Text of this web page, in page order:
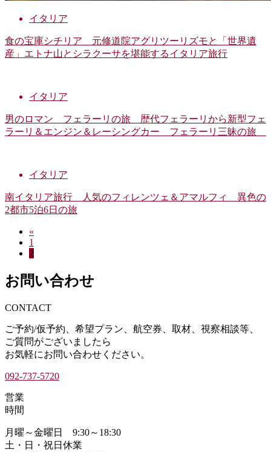
イタリア
食の宝庫シチリア 元修道院アグリツーリズモと「世界遺
産」エトナ山とシラクーサを堪能するイタリア旅行
イタリア
男のロマン フェラーリの旅 歴代フェラーリから新型フェ
ラーリ＆エンジン＆レーシングカー フェラーリ三昧の旅
イタリア
南イタリア旅行 人気のフィレンツェ＆アマルフィ 異色の
2都市5泊6日の旅
の
ー
ジ
送
り
«
固
定
ー
1
固
ペ
ジ
2
お問い合わせ
CONTACT
ご予約/仮予約、希望プラン、航空券、取材、視察相談等、
ご質問がございましたら
お気軽にお問い合わせください。
092-737-5720
営業
時間
月曜～金曜日 9:30～18:30
土・日・祝日休業